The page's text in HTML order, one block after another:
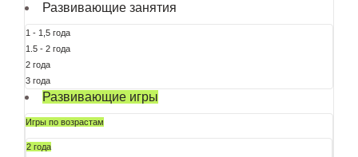
Развивающие занятия
1 - 1,5 года
1.5 - 2 года
2 года
3 года
Развивающие игры
Игры по возрастам
2 года